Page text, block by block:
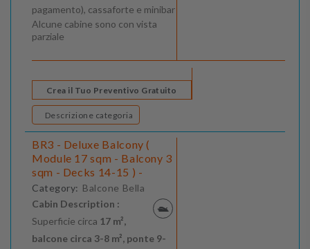
pagamento), cassaforte e minibar
Alcune cabine sono con vista
parziale
Crea il Tuo Preventivo Gratuito
Descrizione categoria
BR3 - Deluxe Balcony (
Module 17 sqm - Balcony 3
sqm - Decks 14-15 ) -
Category: Balcone Bella
Cabin Description :
Superficie circa 17 m²,
balcone circa 3-8 m², ponte 9-